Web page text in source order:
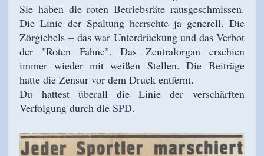
Sie haben die roten Betriebsräte rausgeschmissen.
Die Linie der Spaltung herrschte ja generell. Die
Zörgiebels –das war Unterdrückung und das Verbot
der "Roten Fahne". Das Zentralorgan erschien
immer wieder mit weißen Stellen. Die Beiträge
hatte die Zensur vor dem Druck entfernt.
Du hattest überall die Linie der verschärften
Verfolgung durch die SPD.